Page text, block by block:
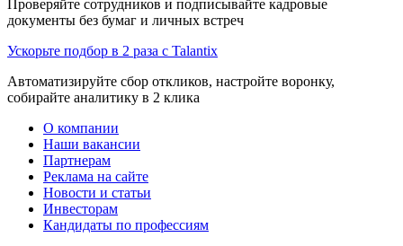
Проверяйте сотрудников и подписывайте кадровые
документы без бумаг и личных встреч
Ускорьте подбор в 2 раза с Talantix
Автоматизируйте сбор откликов, настройте воронку,
собирайте аналитику в 2 клика
О компании
Наши вакансии
Партнерам
Реклама на сайте
Новости и статьи
Инвесторам
Кандидаты по профессиям